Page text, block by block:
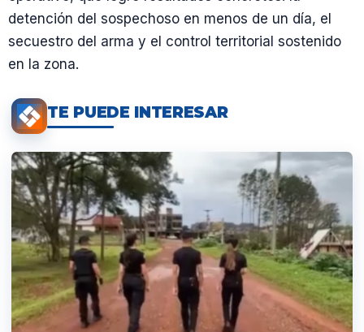
detención del sospechoso en menos de un día, el
secuestro del arma y el control territorial sostenido
en la zona.
TE PUEDE INTERESAR